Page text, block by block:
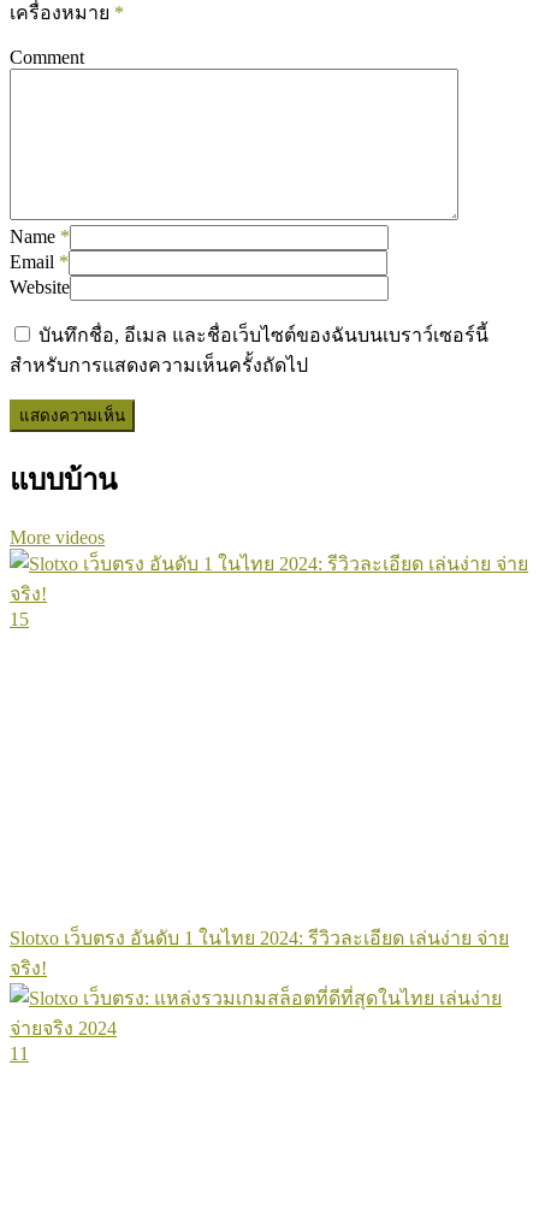
เครื่องหมาย *
Comment
Name *
Email *
Website
บันทึกชื่อ, อีเมล และชื่อเว็บไซต์ของฉันบนเบราว์เซอร์นี้
สำหรับการแสดงความเห็นครั้งถัดไป
แบบบ้าน
More videos
15
Slotxo เว็บตรง อันดับ 1 ในไทย 2024: รีวิวละเอียด เล่นง่าย จ่าย
จริง!
11